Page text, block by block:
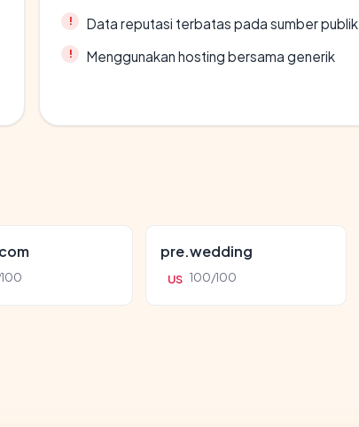
Data reputasi terbatas pada sumber publik
Menggunakan hosting bersama generik
pre.wedding
US 100/100